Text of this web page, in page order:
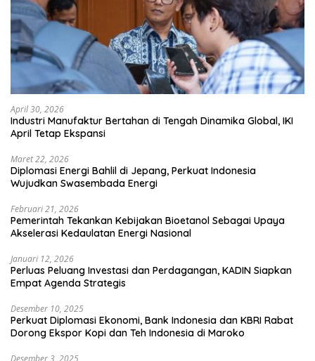
April 30, 2026
Industri Manufaktur Bertahan di Tengah Dinamika Global, IKI
April Tetap Ekspansi
Maret 22, 2026
Diplomasi Energi Bahlil di Jepang, Perkuat Indonesia
Wujudkan Swasembada Energi
Februari 21, 2026
Pemerintah Tekankan Kebijakan Bioetanol Sebagai Upaya
Akselerasi Kedaulatan Energi Nasional
Januari 12, 2026
Perluas Peluang Investasi dan Perdagangan, KADIN Siapkan
Empat Agenda Strategis
Desember 10, 2025
Perkuat Diplomasi Ekonomi, Bank Indonesia dan KBRI Rabat
Dorong Ekspor Kopi dan Teh Indonesia di Maroko
Desember 3, 2025